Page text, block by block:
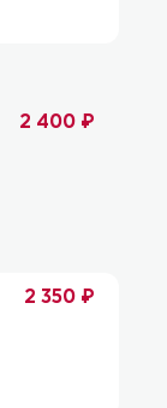
2 400 ₽
2 350 ₽